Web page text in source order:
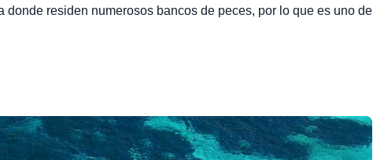
residen numerosos bancos de peces, por lo que es uno de